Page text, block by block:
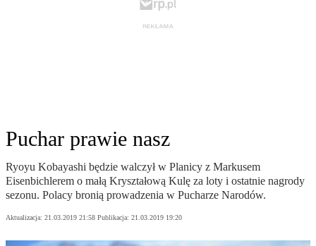
Puchar prawie nasz
Ryoyu Kobayashi będzie walczył w Planicy z Markusem
Eisenbichlerem o małą Kryształową Kulę za loty i ostatnie nagrody
sezonu. Polacy bronią prowadzenia w Pucharze Narodów.
Aktualizacja: 21.03.2019 21:58 Publikacja: 21.03.2019 19:20